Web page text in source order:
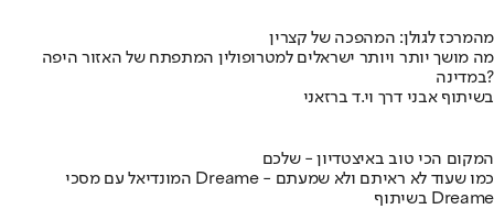
מהמרכז לגולן: המהפכה של קצרין
מה מושך יותר ויותר ישראלים למטרופולין המתפתח של האזור היפה
במדינה?
בשיתוף אבני דרך וי.ד ברזאני
המקום הכי טוב באיצטדיון - שלכם
המונדיאל עם מסכי Dreame - כמו שעוד לא ראיתם ולא שמעתם
בשיתוף Dreame